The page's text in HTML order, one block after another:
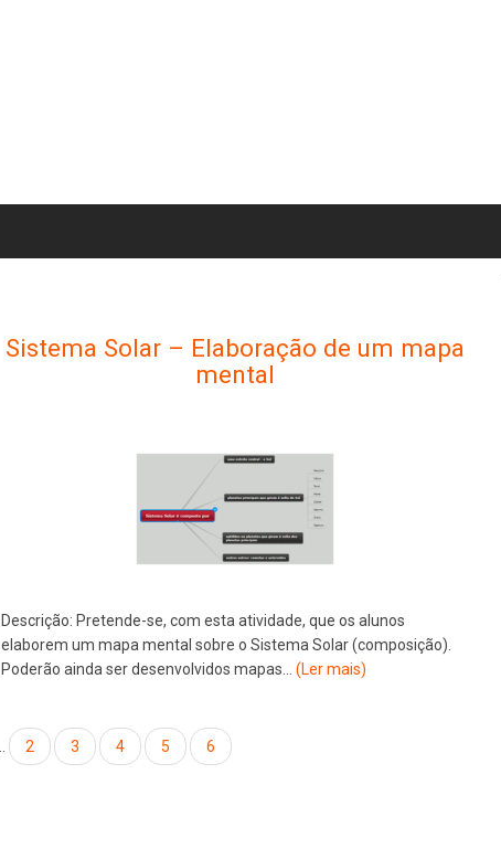
Sistema Solar – Elaboração de um mapa
mental
Descrição: Pretende-se, com esta atividade, que os alunos
elaborem um mapa mental sobre o Sistema Solar (composição).
Poderão ainda ser desenvolvidos mapas… (Ler mais)
Page
2 Page
3 Page
4 Page
5
Página
atual
6